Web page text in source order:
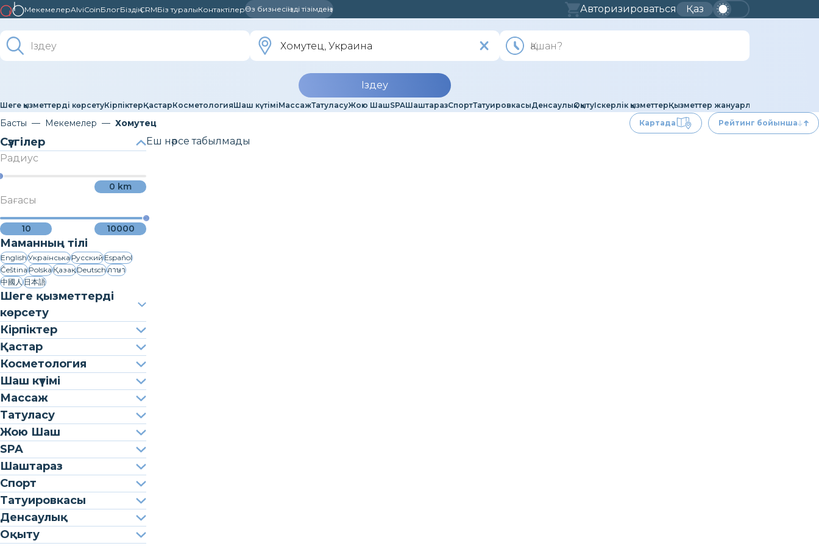
МекемелерAlviCoinБлогБіздің CRMБіз туралыКонтактілерӨз бизнесіңізді тізімдеңіз Авторизироваться Қаз
Іздеу
Шеге қызметтерді көрсетуКірпіктерҚастарКосметологияШаш күтіміМассажТатуласуЖою ШашSPAШаштаразСпортТатуировкасыДенсаулықОқытуІскерлік қызметтерҚызметтер жануарларға арналған
Басты Мекемелер Хомутец Картада Рейтинг бойынша
Сүзгілер
Радиус
0 km
Бағасы
10 10000
Маманның тілі
EnglishУкраїнськаРусскийEspañol
ČeštinaPolskaҚазақDeutschภาษา
中國人日本語
Шеге қызметтерді
көрсету
Кірпіктер
Қастар
Косметология
Шаш күтімі
Массаж
Татуласу
Жою Шаш
SPA
Шаштараз
Спорт
Татуировкасы
Денсаулық
Оқыту
Еш нәрсе табылмады